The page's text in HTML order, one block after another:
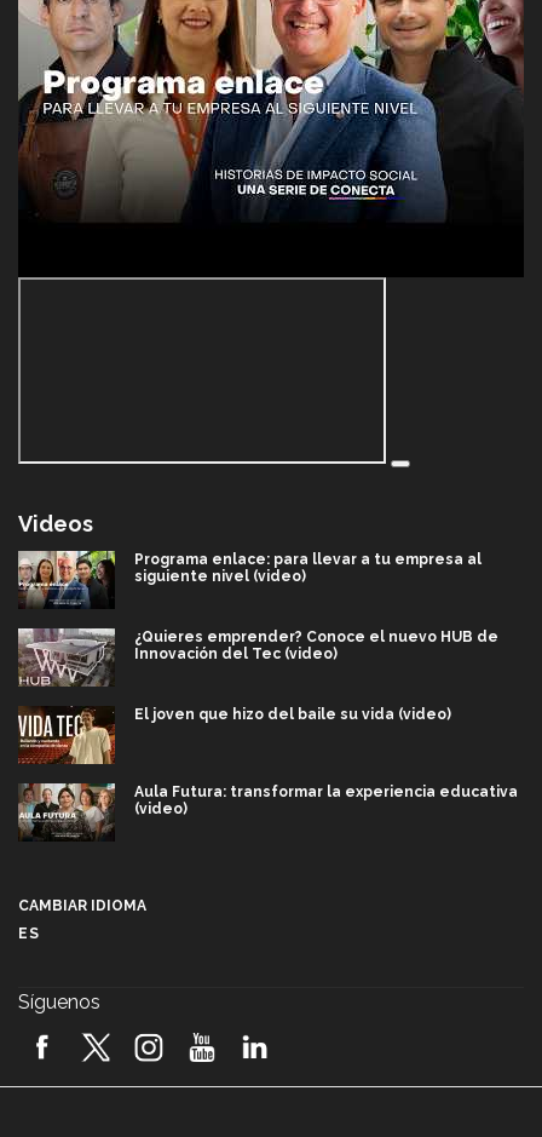
Videos
Programa enlace: para llevar a tu empresa al
siguiente nivel (video)
¿Quieres emprender? Conoce el nuevo HUB de
Innovación del Tec (video)
El joven que hizo del baile su vida (video)
Aula Futura: transformar la experiencia educativa
(video)
2026! (video)
CAMBIAR IDIOMA
ES
Síguenos